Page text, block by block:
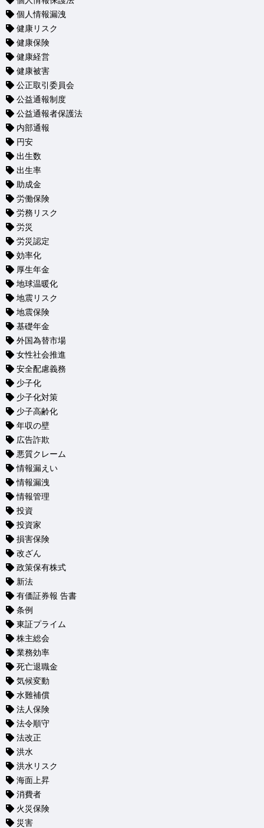
個人情報漏洩
健康リスク
健康保険
健康経営
健康被害
公正取引委員会
公益通報制度
公益通報者保護法
内部通報
円安
出生数
出生率
助成金
労働保険
労務リスク
労災
労災認定
効率化
厚生年金
地球温暖化
地震リスク
地震保険
基礎年金
外国為替市場
女性社会推進
安全配慮義務
少子化
少子化対策
少子高齢化
年収の壁
広告詐欺
悪質クレーム
情報漏えい
情報漏洩
情報管理
投資
投資家
損害保険
改ざん
政策保有株式
新法
有価証券報 告書
条例
東証プライム
株主総会
業務効率
死亡退職金
気候変動
水難補償
法人保険
法令順守
法改正
洪水
洪水リスク
海面上昇
消費者
火災保険
災害